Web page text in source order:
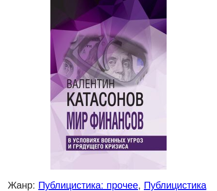
Жанр: Публицистика: прочее, Публицистика